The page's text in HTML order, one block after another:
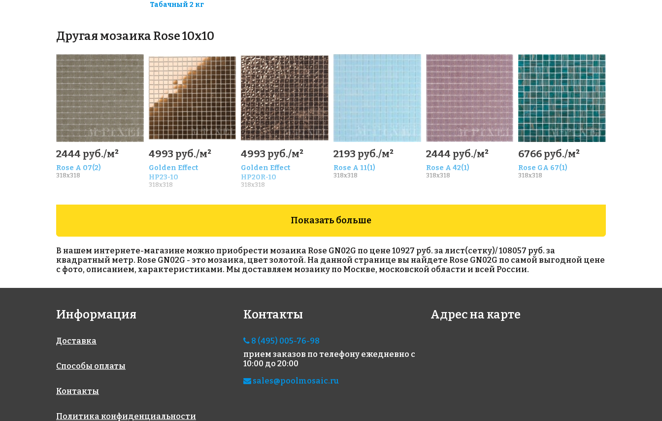
Табачный 2 кг
Другая мозаика Rose 10x10
2444 руб./м²
Rose A 07(2)
318x318
4993 руб./м²
Golden Effect
HP23-10
318x318
4993 руб./м²
Golden Effect
HP20R-10
318x318
2193 руб./м²
Rose A 11(1)
318x318
2444 руб./м²
Rose A 42(1)
318x318
6766 руб./м²
Rose GA 67(1)
318x318
12172 руб./м²
Rose AJ 94+7(3+)
2193 руб./м²
Rose A 12(1)
7883 руб./м²
Rose AJ 45+1(2) Rose A 91
Показать больше
В нашем интернете-магазине можно приобрести мозаика Rose GN02G по цене 10927 руб. за лист(сетку)/ 108057 руб. за
квадратный метр. Rose GN02G - это мозаика, цвет золотой. На данной странице вы найдете Rose GN02G по самой выгодной цене
с фото, описанием, характеристиками. Мы доставляем мозаику по Москве, московской области и всей России.
Информация
Доставка
Способы оплаты
Контакты
Политика конфиденциальности
Контакты
8 (495) 005-76-98
прием заказов по телефону ежедневно с
10:00 до 20:00
sales@poolmosaic.ru
Адрес на карте